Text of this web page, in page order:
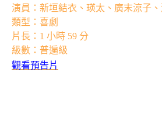
演員：新垣結衣、瑛太、廣末涼子
類型：喜劇
片長：1 小時 59 分
級數：普遍級
觀看預告片